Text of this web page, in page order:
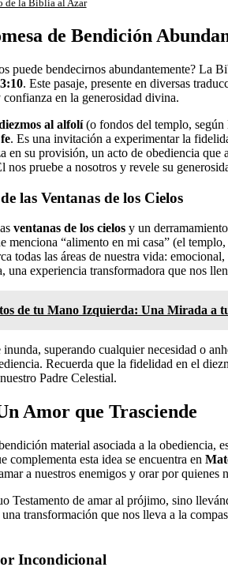
de la Biblia al Azar
de Bendición
puede bendecirnos abundantemente? La
. Este pasaje, presente en diversas
en la generosidad divina.
al alfolí(o fondos del templo, según
. Es una invitación a experimentar la
en su provisión, un acto de obediencia
pruebe a nosotros y revele su
las Ventanas de los Cielos
ventanas de los cielos y un
menciona “alimento en mi casa” (el
todas las áreas de nuestra vida:
una experiencia transformadora que nos
de tu Mano Izquierda: Una Mirada a
superando cualquier necesidad o
Recuerda que la fidelidad en el
Padre Celestial.
Amor que Trasciende
material asociada a la obediencia,
complementa esta idea se encuentra en
a nuestros enemigos y orar por quienes
Testamento de amar al prójimo, sino
transformación que nos lleva a la
Incondicional